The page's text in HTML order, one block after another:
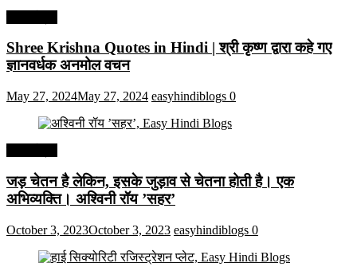
Shree Krishna Quotes in Hindi | श्री कृष्ण द्वारा कहे गए
ज्ञानवर्धक अनमोल वचन
May 27, 2024May 27, 2024 easyhindiblogs 0
जड़ चेतन है लेकिन, इसके जुड़ाव से चेतना होती है। एक
अभिव्यक्ति। अश्विनी रॉय ’सहर’
October 3, 2023October 3, 2023 easyhindiblogs 0